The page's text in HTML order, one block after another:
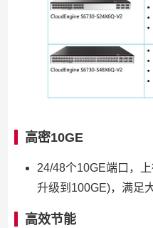
高密10GE
24/48个10GE端口，
升级到100GE)，满足
高效节能